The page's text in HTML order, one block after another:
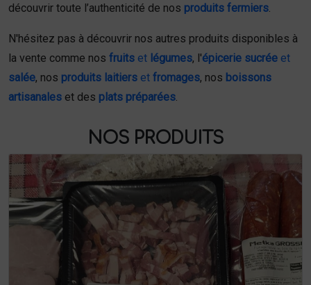
découvrir toute l’authenticité de nos produits fermiers
N'hésitez pas à découvrir nos autres produits disponibles à
la vente comme nos fruits et légumes, l'épicerie sucrée et
salée, nos produits laitiers et fromages, nos boissons
artisanales et des plats préparées
NOS PRODUITS